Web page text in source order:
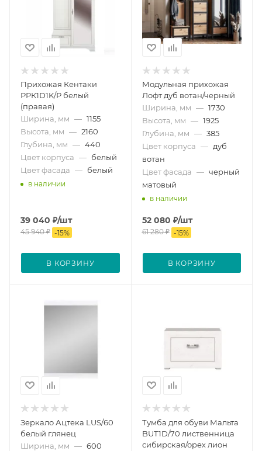
Прихожая Кентаки
РРК1D1K/Р белый
(правая)
Ширина, мм — 1155
Высота, мм — 2160
Глубина, мм — 440
Цвет корпуса — белый
Цвет фасада — белый
в наличии
39 040 ₽/шт
45 940₽ -15%
В КОРЗИНУ
Модульная прихожая
Лофт дуб вотан/черный
Ширина, мм — 1730
Высота, мм — 1925
Глубина, мм — 385
Цвет корпуса — дуб
вотан
Цвет фасада — черный
матовый
в наличии
52 080 ₽/шт
61 280₽ -15%
В КОРЗИНУ
Зеркало Ацтека LUS/60
белый глянец
Ширина, мм — 600
Тумба для обуви Мальта
BUT1D/70 лиственница
сибирская/орех лион